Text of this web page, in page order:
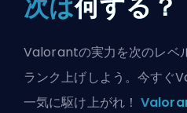
Valorantの実力を次のレベ
ランク上げしよう。今す
一気に駆け上がれ！